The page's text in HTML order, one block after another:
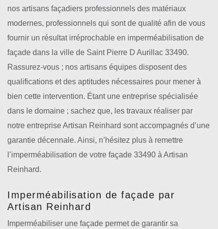
nos artisans façadiers professionnels des matériaux
modernes, professionnels qui sont de qualité afin de vous
fournir un résultat irréprochable en imperméabilisation de
façade dans la ville de Saint Pierre D Aurillac 33490.
Rassurez-vous ; nos artisans équipes disposent des
qualifications et des aptitudes nécessaires pour mener à
bien cette intervention. Étant une entreprise spécialisée
dans le domaine ; sachez que, les travaux réaliser par
notre entreprise Artisan Reinhard sont accompagnés d’une
garantie décennale. Ainsi, n’hésitez plus à remettre
l’imperméabilisation de votre façade 33490 à Artisan
Reinhard.
Imperméabilisation de façade par
Artisan Reinhard
Imperméabiliser une façade permet de garantir sa